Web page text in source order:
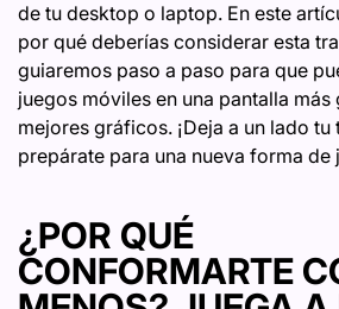
de tu desktop o laptop. En este
por qué deberías considerar esta
guiaremos paso a paso para que
juegos móviles en una pantalla
mejores gráficos. ¡Deja a un lado
prepárate para una nueva forma de
¿POR QUÉ
CONFORMARTE